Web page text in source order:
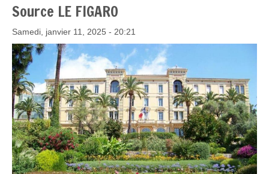
Source LE FIGARO
Samedi, janvier 11, 2025 - 20:21